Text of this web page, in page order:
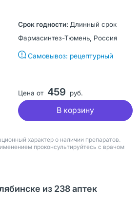
Длинный срок
Фармасинтез-Тюмень, Россия
Самовывоз: рецептурный
Цена от 459 руб.
В корзину
характер о наличии препаратов.
проконсультируйтесь с врачом
из 238 аптек